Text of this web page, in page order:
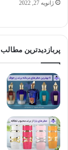
ژانویه 27, 2022
پربازدیدترین مطالب